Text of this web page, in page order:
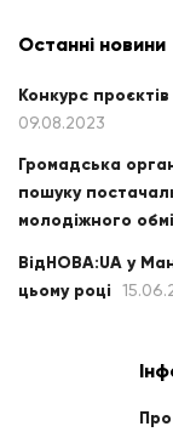
Останні новини
Конкурс
09.08.2023
Громадська
пошуку
молодіжного
ВідНОВА:UA у
цьому році